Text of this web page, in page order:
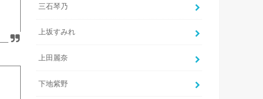
三石琴乃
上坂すみれ
上田麗奈
下地紫野